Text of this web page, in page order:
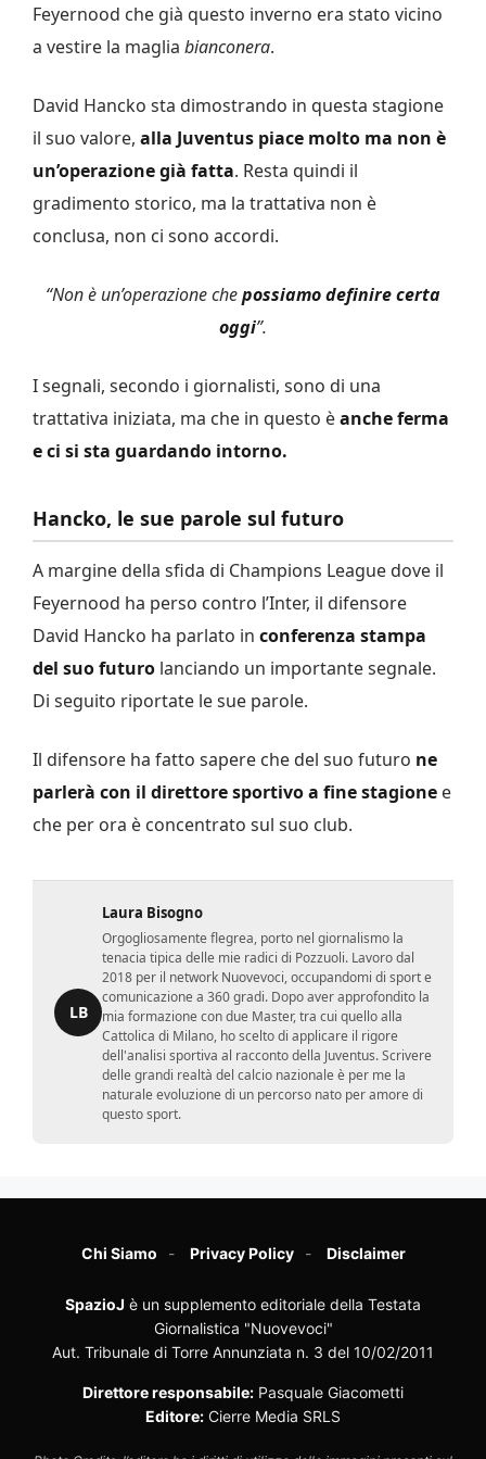
Feyernood che già questo inverno era stato vicino
a vestire la maglia bianconera.
David Hancko sta dimostrando in questa stagione
il suo valore, alla Juventus piace molto ma non è
un’operazione già fatta. Resta quindi il
gradimento storico, ma la trattativa non è
conclusa, non ci sono accordi.
“Non è un’operazione chepossiamo definire certa
oggi”.
I segnali, secondo i giornalisti, sono di una
trattativa iniziata, ma che in questo èanche ferma
e ci si sta guardando intorno.
Hancko, le sue parole sul futuro
A margine della sfida di Champions League dove il
Feyernood ha perso contro l’Inter, il difensore
David Hancko ha parlato in conferenza stampa
del suo futuro lanciando un importante segnale.
Di seguito riportate le sue parole.
Il difensore ha fatto sapere che del suo futuro ne
parlerà con il direttore sportivo a fine stagione e
che per ora è concentrato sul suo club.
LB
Laura Bisogno
Orgogliosamente flegrea, porto nel giornalismo la
tenacia tipica delle mie radici di Pozzuoli. Lavoro dal
2018 per il network Nuovevoci, occupandomi di sport e
comunicazione a 360 gradi. Dopo aver approfondito la
mia formazione con due Master, tra cui quello alla
Cattolica di Milano, ho scelto di applicare il rigore
dell'analisi sportiva al racconto della Juventus. Scrivere
delle grandi realtà del calcio nazionale è per me la
naturale evoluzione di un percorso nato per amore di
questo sport.
Chi Siamo Privacy Policy Disclaimer
SpazioJ è un supplemento editoriale della Testata
Giornalistica "Nuovevoci"
Aut. Tribunale di Torre Annunziata n. 3 del 10/02/2011
Direttore responsabile: Pasquale Giacometti
Editore: Cierre Media SRLS